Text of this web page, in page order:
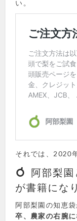
い。
それでは、2020
阿部梨
が書籍にな
阿部梨園の知恵
卒、農家の右腕